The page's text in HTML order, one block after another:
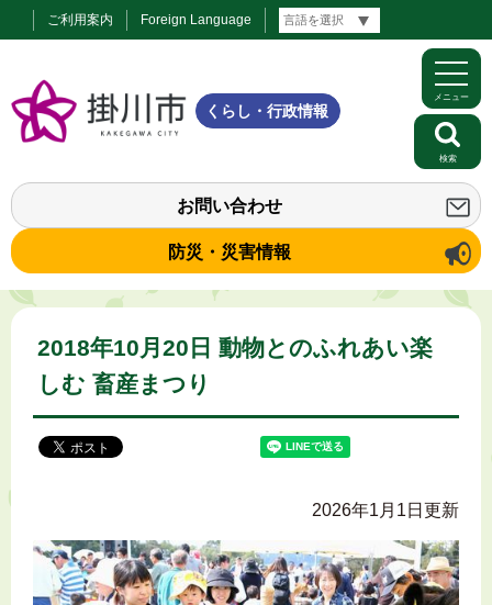
ご利用案内 Foreign Language
くらし・行政情報
お問い合わせ
防災・災害情報
メニュー
検索
2018年10月20日 動物とのふれあい楽
しむ 畜産まつり
2026年1月1日更新